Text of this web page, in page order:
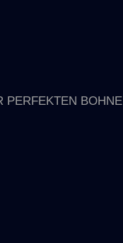
PERFEKTEN BOHNE